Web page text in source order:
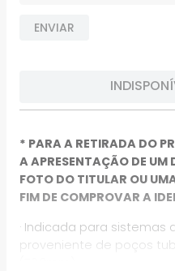
ENVIAR
* PARA A RETIRADA DO
A APRESENTAÇÃO DE
FOTO DO TITULAR OU
FIM DE COMPROVAR A
· Indicada para
proveniente de poços